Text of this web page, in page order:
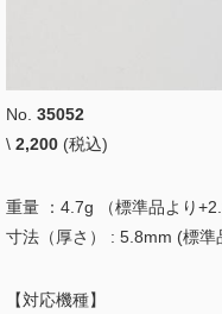
No. 35052
\ 2,200 (税込)
重量 ：4.7g （標準品より
寸法（厚さ） : 5.8mm (標準
【対応機種】